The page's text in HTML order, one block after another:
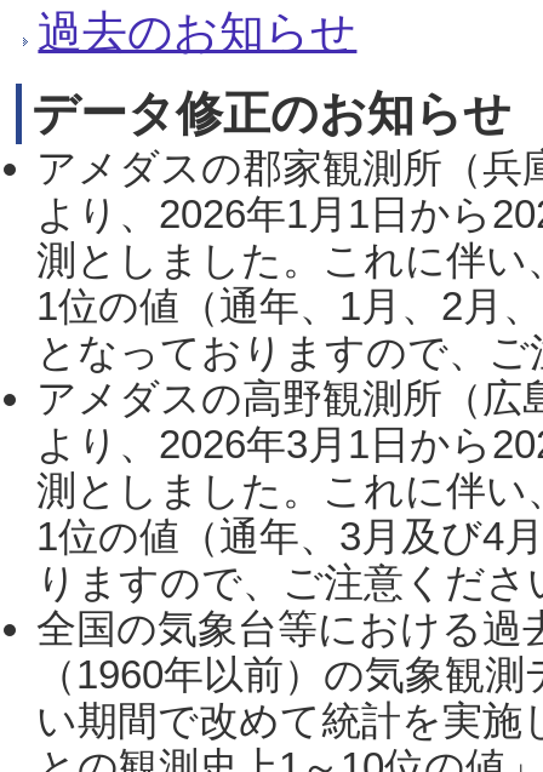
過去のお知らせ
データ修正のお知らせ
アメダスの郡家観測所（
より、2026年1月1日から
測としました。これに伴い
1位の値（通年、1月、2月
となっておりますので、
アメダスの高野観測所（
より、2026年3月1日から
測としました。これに伴い
1位の値（通年、3月及び4
りますので、ご注意くだ
全国の気象台等における過
（1960年以前）の気象観
い期間で改めて統計を実